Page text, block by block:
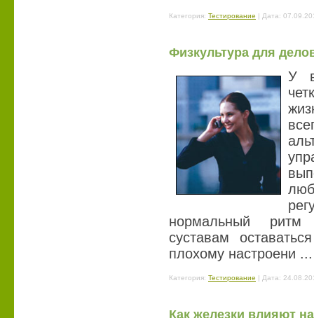
Категория: Тестирование | Дата:
Физкультура для
У
нормальный ритм
суставам
плохому настроени
Категория: Тестирование | Дата:
Как железки влияют